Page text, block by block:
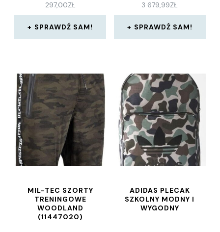
297,00ZŁ
SPRAWDŹ SAM!
3 679,99ZŁ
SPRAWDŹ SAM!
MIL-TEC SZORTY
TRENINGOWE
WOODLAND
(11447020)
ADIDAS PLECAK
SZKOLNY MODNY I
WYGODNY